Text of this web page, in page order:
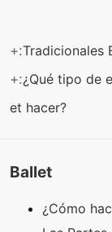
+:Tradicionales
+:¿Qué tipo de
et hacer?
Ballet
¿Cómo